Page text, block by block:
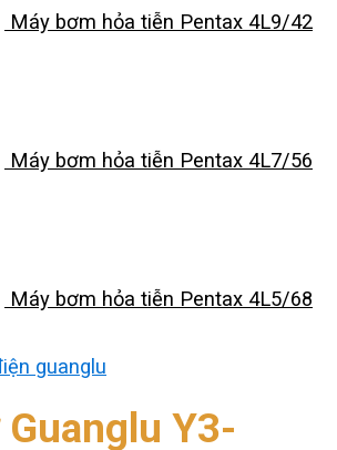
Máy bơm hỏa tiễn Pentax 4L9/42
Máy bơm hỏa tiễn Pentax 4L7/56
Máy bơm hỏa tiễn Pentax 4L5/68
Y3-